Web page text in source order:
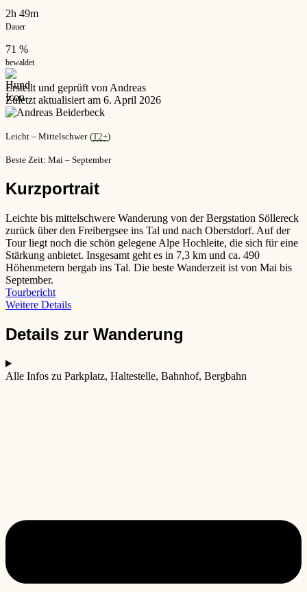
2h 49m
Dauer
71 %
bewaldet
Erstellt und geprüft von Andreas
Zuletzt aktualisiert am 6. April 2026
Leicht – Mittelschwer (T2+)
Beste Zeit: Mai – September
Kurzportrait
Leichte bis mittelschwere Wanderung von der Bergstation Söllereck
zurück über den Freibergsee ins Tal und nach Oberstdorf. Auf der
Tour liegt noch die schön gelegene Alpe Hochleite, die sich für eine
Stärkung anbietet. Insgesamt geht es in 7,3 km und ca. 490
Höhenmetern bergab ins Tal. Die beste Wanderzeit ist von Mai bis
September.
Tourbericht
Weitere Details
Details zur Wanderung
Alle Infos zu Parkplatz, Haltestelle, Bahnhof, Bergbahn